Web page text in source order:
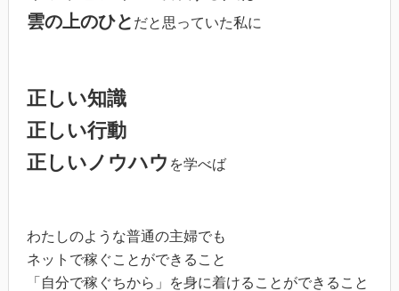
雲の上のひと だと思っていた私に
正しい知識
正しい行動
正しいノウハウ を学べば
わたしのような普通の主婦でも
ネットで稼ぐことができること
「自分で稼ぐちから」を身に着けることができること